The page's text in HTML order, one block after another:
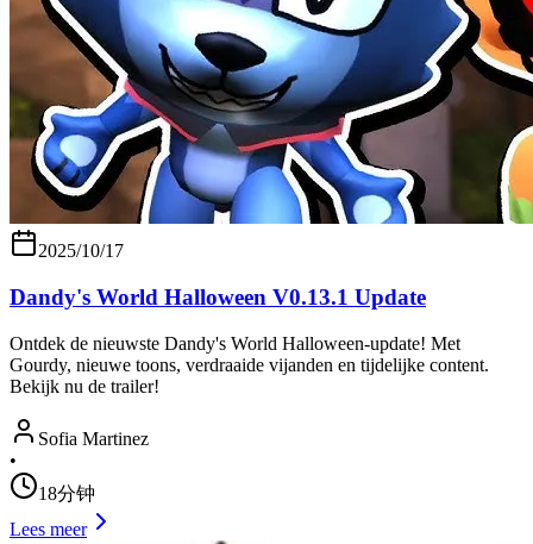
2025/10/17
Dandy's World Halloween V0.13.1 Update
Ontdek de nieuwste Dandy's World Halloween-update! Met
Gourdy, nieuwe toons, verdraaide vijanden en tijdelijke content.
Bekijk nu de trailer!
Sofia Martinez
•
18分钟
Lees meer